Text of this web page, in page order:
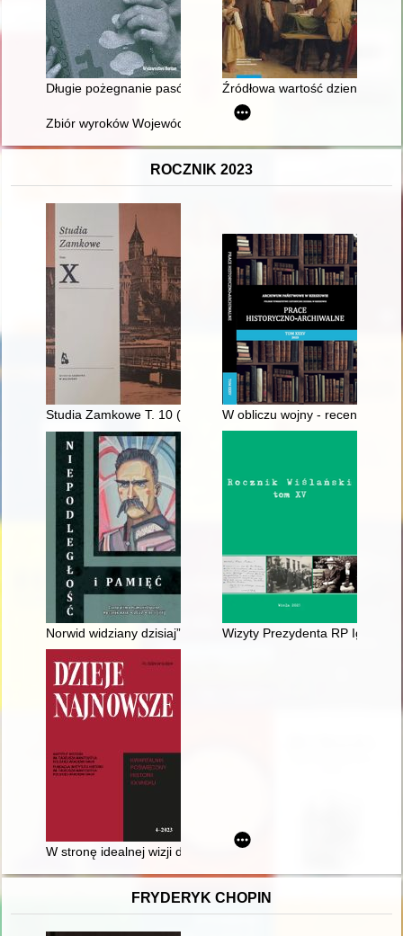
Długie pożegnanie pasów słuckich : o szlacheckich widmach
Źródłowa wartość dzienników
Zbiór wyroków Wojewódzkiego Sądu Administracyjnego w
ROCZNIK 2023
Studia Zamkowe T. 10 (2023) W obliczu wojny - recenzja]
Norwid widziany dzisiaj”. 200. rocznica urodzin Cypriana
Wizyty Prezydenta RP
W stronę idealnej wizji dziejów Polski w XX wieku : Polska
FRYDERYK CHOPIN